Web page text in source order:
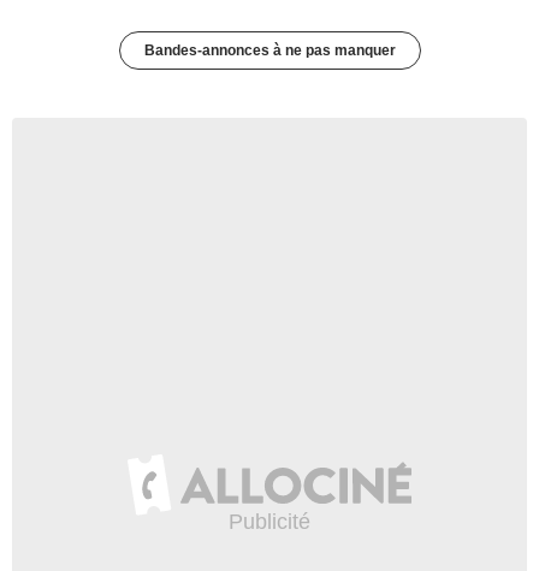
Bandes-annonces à ne pas manquer